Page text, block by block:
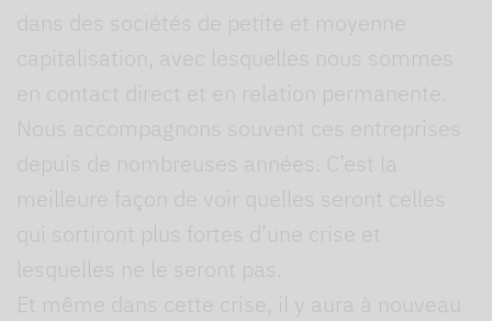
dans des sociétés de petite et moyenne
capitalisation, avec lesquelles nous sommes
en contact direct et en relation permanente.
Nous accompagnons souvent ces entreprises
depuis de nombreuses années. C’est la
meilleure façon de voir quelles seront celles
qui sortiront plus fortes d’une crise et
lesquelles ne le seront pas.
Et même dans cette crise, il y aura à nouveau